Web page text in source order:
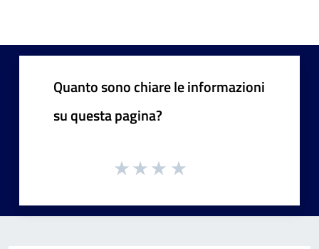
Quanto sono chiare le informazioni
su questa pagina?